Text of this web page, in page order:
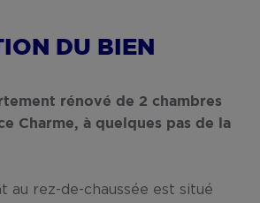
DU BIEN
rénové de 2 chambres
Charme, à quelques pas de la
au rez-de-chaussée est situé